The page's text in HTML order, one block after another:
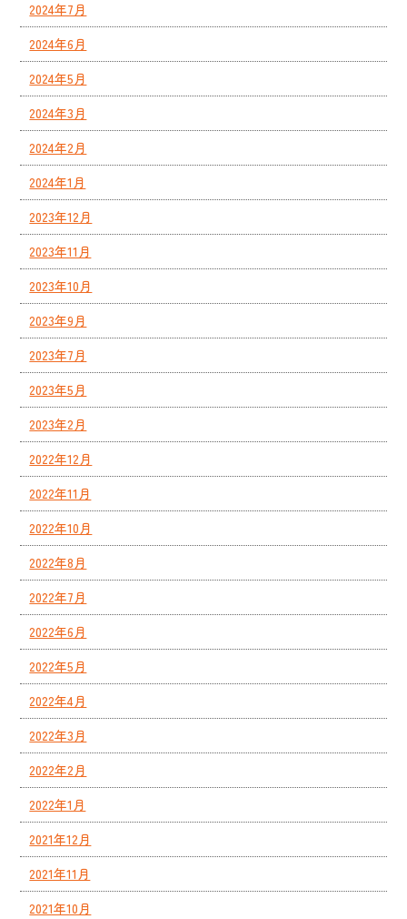
2024年7月
2024年6月
2024年5月
2024年3月
2024年2月
2024年1月
2023年12月
2023年11月
2023年10月
2023年9月
2023年7月
2023年5月
2023年2月
2022年12月
2022年11月
2022年10月
2022年8月
2022年7月
2022年6月
2022年5月
2022年4月
2022年3月
2022年2月
2022年1月
2021年12月
2021年11月
2021年10月